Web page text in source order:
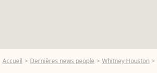
Accueil Dernières news people Whitney Houston